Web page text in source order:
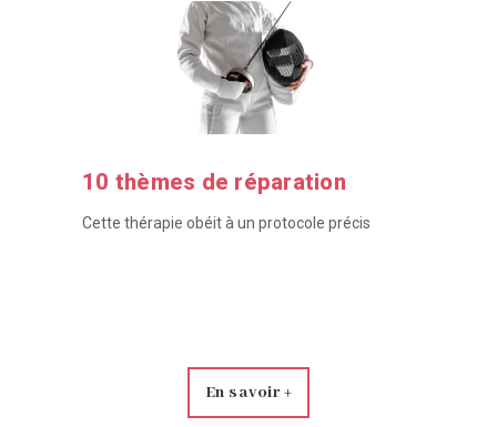
10 thèmes de réparation
Cette thérapie obéit à un protocole précis
En savoir +